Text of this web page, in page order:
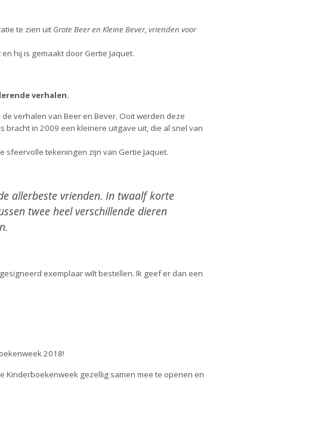
te zien uit Grote Beer en Kleine Bever, vrienden voor
en hij is gemaakt door Gertie Jaquet.
verhalen.
verhalen van Beer en Bever. Ooit werden deze
in 2009 een kleinere uitgave uit, die al snel van
sfeervolle tekeningen zijn van Gertie Jaquet.
allerbeste vrienden. In twaalf korte
twee heel verschillende dieren
exemplaar wilt bestellen. Ik geef er dan een
2018!
Kinderboekenweek gezellig samen mee te openen en